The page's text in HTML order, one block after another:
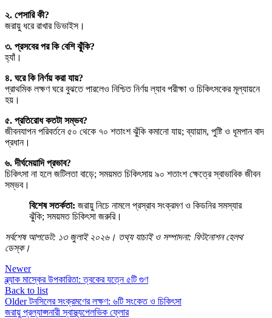
২. পেসারি কী?
জরায়ু ধরে রাখার ডিভাইস।
৩. প্রসবের পর কি বেশি ঝুঁকি?
হ্যাঁ।
৪. ঘরে কি নির্ণয় করা যায়?
প্রাথমিক লক্ষণ ঘরে বুঝতে পারলেও নিশ্চিত নির্ণয় ল্যাব পরীক্ষা ও চিকিৎসকের মূল্যায়নে
হয়।
৫. প্রতিরোধ কতটা সম্ভব?
জীবনযাপন পরিবর্তনে ৫০ থেকে ৭০ শতাংশ ঝুঁকি কমানো যায়; ব্যায়াম, পুষ্টি ও ধূমপান বাদ
প্রধান।
৬. দীর্ঘমেয়াদি প্রভাব?
চিকিৎসা না হলে জটিলতা বাড়ে; সময়মত চিকিৎসায় ৯০ শতাংশ ক্ষেত্রে স্বাভাবিক জীবন
সম্ভব।
বিশেষ সতর্কতা: জরায়ু নিচে নামলে প্রস্রাব সংক্রমণ ও কিডনির সমস্যার
ঝুঁকি; সময়মত চিকিৎসা জরুরি।
সর্বশেষ আপডেট: ১৩ জুলাই ২০২৬। তথ্য যাচাই ও সম্পাদনা: ফিটনোশন হেলথ
ডেস্ক।
Newer
ব্ল্যাক মাস্কের উপকারিতা: ত্বকের যত্নে ৫টি গুণ
Back to list
Older টনসিলের সংক্রমণের লক্ষণ: ৬টি সংকেত ও চিকিৎসা
জরায়ু প্রল্যাপ্সনারী স্বাস্থ্যপেলভিক ফ্লোর